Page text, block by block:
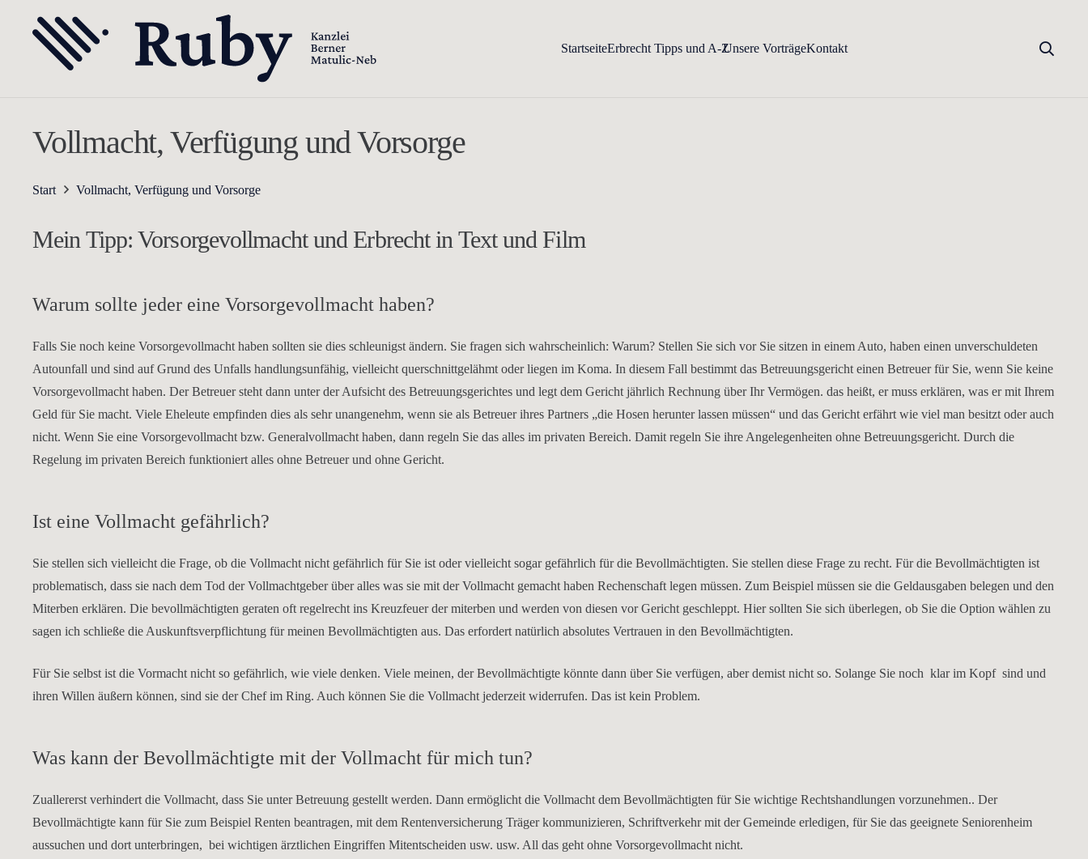
StartseiteErbrecht Tipps und A-ZUnsere VorträgeKontakt
Vollmacht, Verfügung und Vorsorge
Start Vollmacht, Verfügung und Vorsorge
Mein Tipp: Vorsorgevollmacht und Erbrecht in Text und Film
Warum sollte jeder eine Vorsorgevollmacht haben?
Falls Sie noch keine Vorsorgevollmacht haben sollten sie dies schleunigst ändern. Sie fragen sich wahrscheinlich: Warum? Stellen Sie sich vor Sie sitzen in einem Auto, haben einen unverschuldeten
Autounfall und sind auf Grund des Unfalls handlungsunfähig, vielleicht querschnittgelähmt oder liegen im Koma. In diesem Fall bestimmt das Betreuungsgericht einen Betreuer für Sie, wenn Sie keine
Vorsorgevollmacht haben. Der Betreuer steht dann unter der Aufsicht des Betreuungsgerichtes und legt dem Gericht jährlich Rechnung über Ihr Vermögen. das heißt, er muss erklären, was er mit Ihrem
Geld für Sie macht. Viele Eheleute empfinden dies als sehr unangenehm, wenn sie als Betreuer ihres Partners „die Hosen herunter lassen müssen“ und das Gericht erfährt wie viel man besitzt oder auch
nicht. Wenn Sie eine Vorsorgevollmacht bzw. Generalvollmacht haben, dann regeln Sie das alles im privaten Bereich. Damit regeln Sie ihre Angelegenheiten ohne Betreuungsgericht. Durch die
Regelung im privaten Bereich funktioniert alles ohne Betreuer und ohne Gericht.
Ist eine Vollmacht gefährlich?
Sie stellen sich vielleicht die Frage, ob die Vollmacht nicht gefährlich für Sie ist oder vielleicht sogar gefährlich für die Bevollmächtigten. Sie stellen diese Frage zu recht. Für die Bevollmächtigten ist
problematisch, dass sie nach dem Tod der Vollmachtgeber über alles was sie mit der Vollmacht gemacht haben Rechenschaft legen müssen. Zum Beispiel müssen sie die Geldausgaben belegen und den
Miterben erklären. Die bevollmächtigten geraten oft regelrecht ins Kreuzfeuer der miterben und werden von diesen vor Gericht geschleppt. Hier sollten Sie sich überlegen, ob Sie die Option wählen zu
sagen ich schließe die Auskunftsverpflichtung für meinen Bevollmächtigten aus. Das erfordert natürlich absolutes Vertrauen in den Bevollmächtigten.
Für Sie selbst ist die Vormacht nicht so gefährlich, wie viele denken. Viele meinen, der Bevollmächtigte könnte dann über Sie verfügen, aber demist nicht so. Solange Sie noch klar im Kopf sind und
ihren Willen äußern können, sind sie der Chef im Ring. Auch können Sie die Vollmacht jederzeit widerrufen. Das ist kein Problem.
Was kann der Bevollmächtigte mit der Vollmacht für mich tun?
Zuallererst verhindert die Vollmacht, dass Sie unter Betreuung gestellt werden. Dann ermöglicht die Vollmacht dem Bevollmächtigten für Sie wichtige Rechtshandlungen vorzunehmen.. Der
Bevollmächtigte kann für Sie zum Beispiel Renten beantragen, mit dem Rentenversicherung Träger kommunizieren, Schriftverkehr mit der Gemeinde erledigen, für Sie das geeignete Seniorenheim
aussuchen und dort unterbringen, bei wichtigen ärztlichen Eingriffen Mitentscheiden usw. usw. All das geht ohne Vorsorgevollmacht nicht.